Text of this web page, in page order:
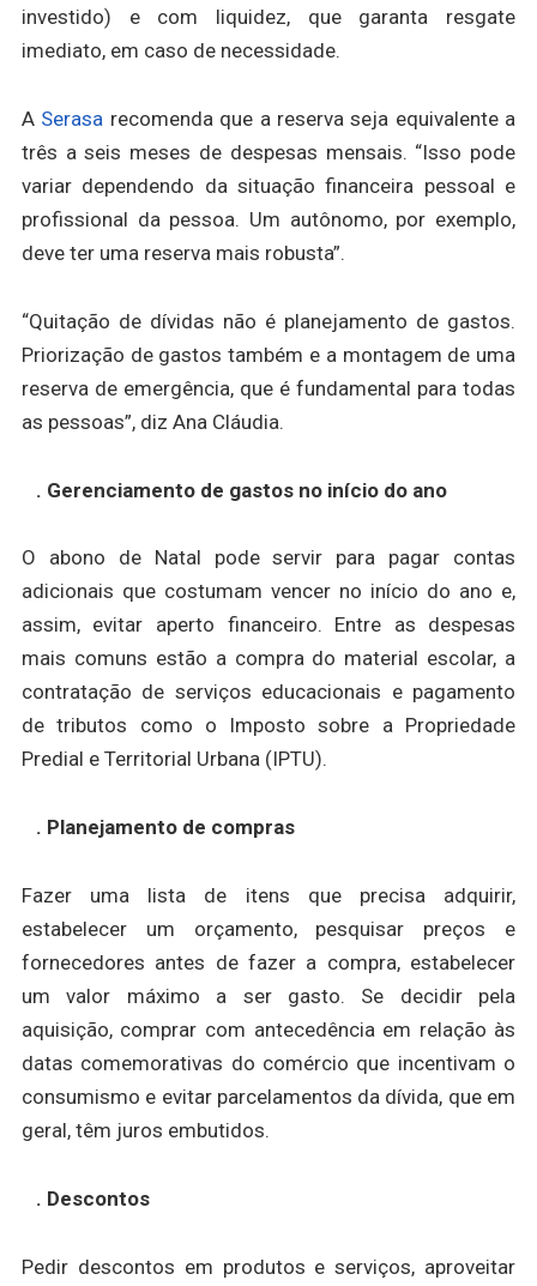
investido) e com liquidez, que garanta resgate
imediato, em caso de necessidade.
A Serasa recomenda que a reserva seja equivalente a
três a seis meses de despesas mensais. “Isso pode
variar dependendo da situação financeira pessoal e
profissional da pessoa. Um autônomo, por exemplo,
deve ter uma reserva mais robusta”.
“Quitação de dívidas não é planejamento de gastos.
Priorização de gastos também e a montagem de uma
reserva de emergência, que é fundamental para todas
as pessoas”, diz Ana Cláudia.
. Gerenciamento de gastos no início do ano
O abono de Natal pode servir para pagar contas
adicionais que costumam vencer no início do ano e,
assim, evitar aperto financeiro. Entre as despesas
mais comuns estão a compra do material escolar, a
contratação de serviços educacionais e pagamento
de tributos como o Imposto sobre a Propriedade
Predial e Territorial Urbana (IPTU).
. Planejamento de compras
Fazer uma lista de itens que precisa adquirir,
estabelecer um orçamento, pesquisar preços e
fornecedores antes de fazer a compra, estabelecer
um valor máximo a ser gasto. Se decidir pela
aquisição, comprar com antecedência em relação às
datas comemorativas do comércio que incentivam o
consumismo e evitar parcelamentos da dívida, que em
geral, têm juros embutidos.
. Descontos
Pedir descontos em produtos e serviços, aproveitar